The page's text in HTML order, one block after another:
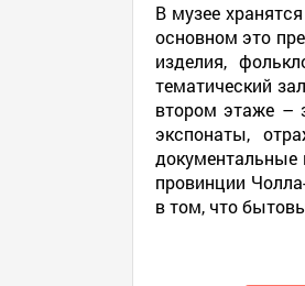
В музее
основном это
изделия,
тематический
втором этаже –
экспонаты,
документальные
провинции
в том, что